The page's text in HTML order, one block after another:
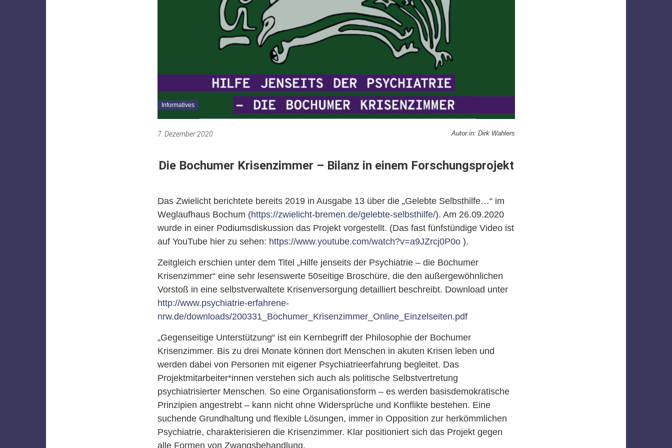
Informatives
7. Dezember 2020 Autor:in: Dirk Wahlers
Die Bochumer Krisenzimmer – Bilanz in einem Forschungsprojekt
Das Zwielicht berichtete bereits 2019 in Ausgabe 13 über die „Gelebte Selbsthilfe…“ im
Weglaufhaus Bochum (https://zwielicht-bremen.de/gelebte-selbsthilfe/). Am 26.09.2020
wurde in einer Podiumsdiskussion das Projekt vorgestellt. (Das fast fünfstündige Video ist
auf YouTube hier zu sehen: https://www.youtube.com/watch?v=a9JZrcj0P0o).
Zeitgleich erschien unter dem Titel „Hilfe jenseits der Psychiatrie – die Bochumer
Krisenzimmer“ eine sehr lesenswerte 50seitige Broschüre, die den außergewöhnlichen
Vorstoß in eine selbstverwaltete Krisenversorgung detailliert beschreibt. Download unter
http://www.psychiatrie-erfahrene-
nrw.de/downloads/200331_Bochumer_Krisenzimmer_Online_Einzelseiten.pdf
„Gegenseitige Unterstützung“ ist ein Kernbegriff der Philosophie der Bochumer
Krisenzimmer. Bis zu drei Monate können dort Menschen in akuten Krisen leben und
werden dabei von Personen mit eigener Psychiatrieerfahrung begleitet. Das
Projektmitarbeiter*innen verstehen sich auch als politische Selbstvertretung
psychiatrisierter Menschen. So eine Organisationsform – es werden basisdemokratische
Prinzipien angestrebt – kann nicht ohne Widersprüche und Konflikte bestehen. Eine
suchende Grundhaltung und flexible Lösungen, immer in Opposition zur herkömmlichen
Psychiatrie, charakterisieren die Krisenzimmer. Klar positioniert sich das Projekt gegen
alle Formen von Zwangsbehandlung.